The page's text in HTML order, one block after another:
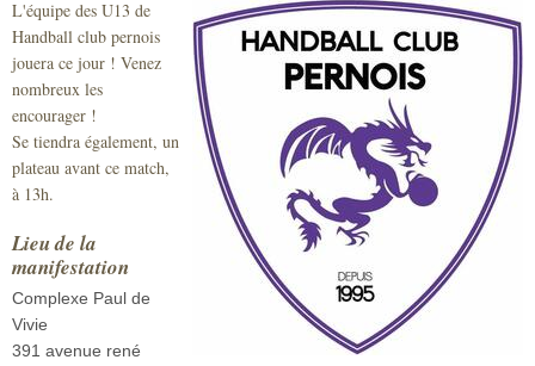
Sécurité civile
Sécurité publique
L'équipe des U13 de
Handball club pernois
jouera ce jour ! Venez
nombreux les
encourager !
Se tiendra également, un
plateau avant ce match,
à 13h.
Lieu de la
manifestation
Complexe Paul de
Vivie
391 avenue rené